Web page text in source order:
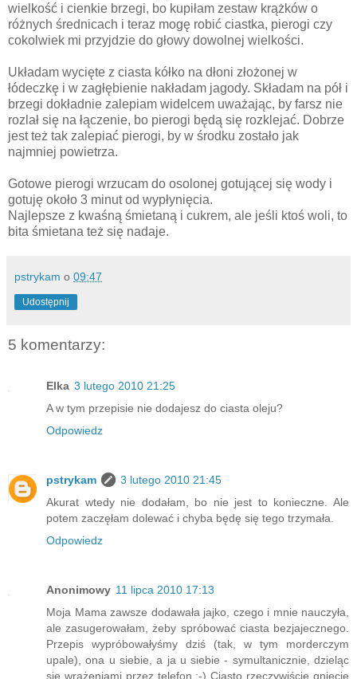
wielkość i cienkie brzegi, bo kupiłam zestaw krążków o
różnych średnicach i teraz mogę robić ciastka, pierogi czy
cokolwiek mi przyjdzie do głowy dowolnej wielkości.
Układam wycięte z ciasta kółko na dłoni złożonej w
łódeczkę i w zagłębienie nakładam jagody. Składam na pół i
brzegi dokładnie zalepiam widelcem uważając, by farsz nie
rozlał się na łączenie, bo pierogi będą się rozklejać. Dobrze
jest też tak zalepiać pierogi, by w środku zostało jak
najmniej powietrza.
Gotowe pierogi wrzucam do osolonej gotującej się wody i
gotuję około 3 minut od wypłynięcia.
Najlepsze z kwaśną śmietaną i cukrem, ale jeśli ktoś woli, to
bita śmietana też się nadaje.
pstrykam o 09:47
Udostępnij
5 komentarzy:
Elka 3 lutego 2010 21:25
A w tym przepisie nie dodajesz do ciasta oleju?
Odpowiedz
pstrykam
3 lutego 2010 21:45
Akurat wtedy nie dodałam, bo nie jest to konieczne. Ale
potem zaczęłam dolewać i chyba będę się tego trzymała.
Odpowiedz
Anonimowy 11 lipca 2010 17:13
Moja Mama zawsze dodawała jajko, czego i mnie nauczyła,
ale zasugerowałam, żeby spróbować ciasta bezjajecznego.
Przepis wypróbowałyśmy dziś (tak, w tym morderczym
upale), ona u siebie, a ja u siebie - symultanicznie, dzieląc
się wrażeniami przez telefon :-) Ciasto rzeczywiście gniecie